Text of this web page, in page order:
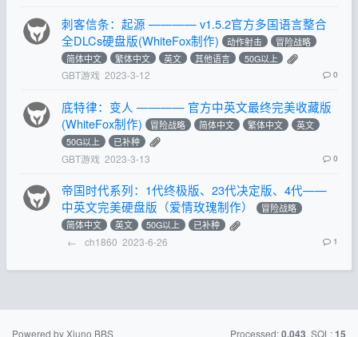
刺客信条：起源 ———— v1.5.2官方多国语言整合
全DLCs硬盘版(WhiteFox制作)
动作射击
冒险战略
简体中文
繁体中文 英文 其他语言 50G以上
GBT游戏 2023-3-12 0
底特律：变人 ———— 官方中英文最终完美收藏版
(WhiteFox制作)
冒险战略 简体中文 繁体中文
英文
50G以上
已补种
GBT游戏 2023-3-13 0
帝国时代系列：1代终极版、23代决定版、4代——
中英文完美硬盘版（爱情玫瑰制作）
冒险战略
简体中文
英文 50G以上 已补种
← ch1860 2023-6-26 1
Powered by Xiuno BBS Processed: , SQL: